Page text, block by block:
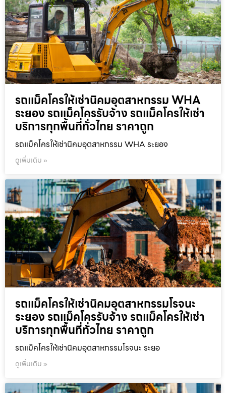
รถแม็คโครให้เช่านิคมอุตสาหกรรม WHA
ระยอง รถแม็คโครรับจ้าง รถแม็คโครให้เช่า
บริการทุกพื้นที่ทั่วไทย ราคาถูก
รถแม็คโครให้เช่านิคมอุตสาหกรรม WHA ระยอง
ดูเพิ่มเติม »
รถแม็คโครให้เช่านิคมอุตสาหกรรมโรจนะ
ระยอง รถแม็คโครรับจ้าง รถแม็คโครให้เช่า
บริการทุกพื้นที่ทั่วไทย ราคาถูก
รถแม็คโครให้เช่านิคมอุตสาหกรรมโรจนะ ระยอ
ดูเพิ่มเติม »